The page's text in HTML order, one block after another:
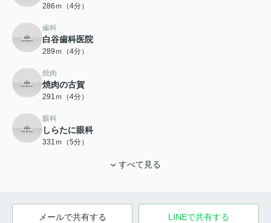
286ｍ（4分）
歯科
白谷歯科医院
289ｍ（4分）
焼肉
焼肉の古賀
291ｍ（4分）
眼科
しらたに眼科
331ｍ（5分）
すべて見る
メールで共有する LINEで共有する